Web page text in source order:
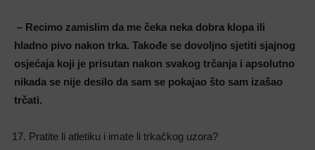
– Recimo zamislim da me čeka neka dobra klopa ili
hladno pivo nakon trka. Takođe se dovoljno sjetiti sjajnog
osjećaja koji je prisutan nakon svakog trčanja i apsolutno
nikada se nije desilo da sam se pokajao što sam izašao
trčati.
Pratite li atletiku i imate li trkačkog uzora?